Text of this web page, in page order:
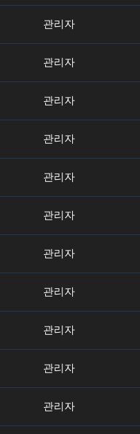
관리자
관리자
관리자
관리자
관리자
관리자
관리자
관리자
관리자
관리자
관리자